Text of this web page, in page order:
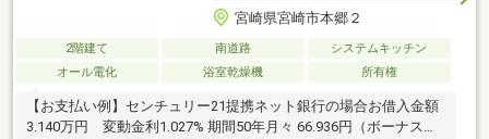
宮崎県宮崎市本郷２
2階建て 南道路
システムキッチン
オール電化
浴室乾燥機 所有権
【お支払い例】センチュリー21提携ネット銀行の場合お借入金額
3.140万円 変動金利1.027% 期間50年月々 66.936円（ボーナス払